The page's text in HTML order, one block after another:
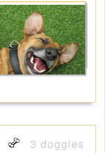
3 doggies